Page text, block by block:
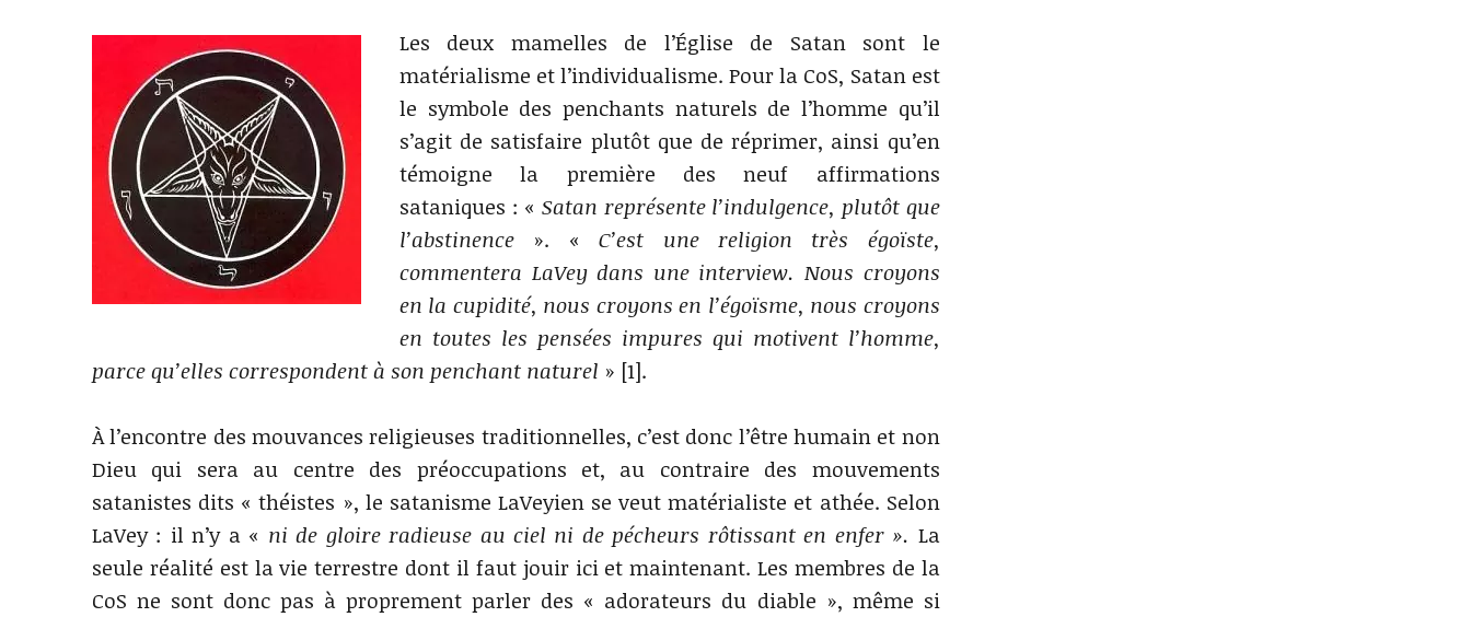
Les deux mamelles de l’Église de Satan sont le
matérialisme et l’individualisme. Pour la CoS, Satan est
le symbole des penchants naturels de l’homme qu’il
s’agit de satisfaire plutôt que de réprimer, ainsi qu’en
témoigne la première des neuf affirmations
sataniques : « Satan représente l’indulgence, plutôt que
l’abstinence ». «C’est une religion très égoïste,
commentera LaVey dans une interview. Nous croyons
en la cupidité, nous croyons en l’égoïsme, nous croyons
en toutes les pensées impures qui motivent l’homme,
parce qu’elles correspondent à son penchant naturel » [1].
À l’encontre des mouvances religieuses traditionnelles, c’est donc l’être humain et non
Dieu qui sera au centre des préoccupations et, au contraire des mouvements
satanistes dits « théistes », le satanisme LaVeyien se veut matérialiste et athée. Selon
LaVey : il n’y a « ni de gloire radieuse au ciel ni de pécheurs rôtissant en enfer ». La
seule réalité est la vie terrestre dont il faut jouir ici et maintenant. Les membres de la
CoS ne sont donc pas à proprement parler des « adorateurs du diable », même si